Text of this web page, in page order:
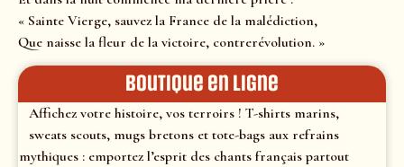
« Sainte Vierge, sauvez la France de la malédiction,
Que naisse la fleur de la victoire, contrerévolution. »
Boutique en ligne
Affichez votre histoire, vos terroirs ! T-shirts marins,
sweats scouts, mugs bretons et tote-bags aux refrains
mythiques : emportez l’esprit des chants français partout